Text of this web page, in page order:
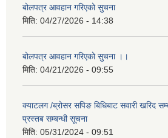
बोलपत्र आवहान गरिएको सुचना
मिति: 04/27/2026 - 14:38
बोलपत्र आवहान गरिएको सुचना ।।
मिति: 04/21/2026 - 09:55
क्याटलग /ब्रोसर सपिङ बिधिबाट सवारी खरिद
प्रस्तब सम्बन्धी सूचना
मिति: 05/31/2024 - 09:51